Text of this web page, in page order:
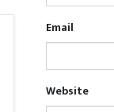
महिला
संख्या
बल्कि
भागीदारी
Email
Website